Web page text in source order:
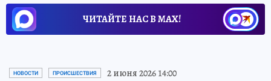
ЧИТАЙТЕ НАС В МАХ!
НОВОСТИ ПРОИСШЕСТВИЯ 2 июня 2026 14:00